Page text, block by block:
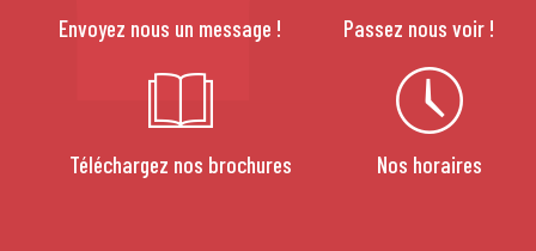
Envoyez nous un message ! Passez nous voir !
Téléchargez nos brochures Nos horaires